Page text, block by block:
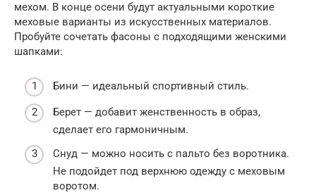
мехом. В конце осени будут актуальными короткие
меховые варианты из искусственных материалов.
Пробуйте сочетать фасоны с подходящими женскими
шапками:
Бини — идеальный спортивный стиль.
Берет — добавит женственность в образ,
сделает его гармоничным.
Снуд — можно носить с пальто без воротника.
Не подойдет под верхнюю одежду с меховым
воротом.